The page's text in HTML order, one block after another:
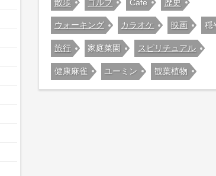
散歩 ゴルフ Cafe 歴史
ウォーキング カラオケ 映画 穏
旅行 家庭菜園 スピリチュアル
健康麻雀 ユーミン 観葉植物